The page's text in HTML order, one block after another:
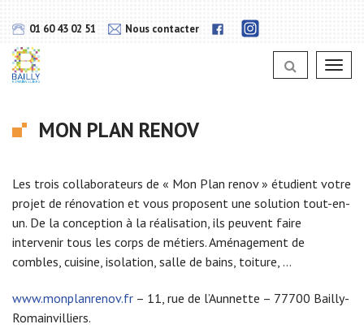
01 60 43 02 51 Nous contacter
Lien
notra
Instagram
MON PLAN RENOV
Les trois collaborateurs de « Mon Plan renov » étudient votre
projet de rénovation et vous proposent une solution tout-en-
un. De la conception à la réalisation, ils peuvent faire
intervenir tous les corps de métiers. Aménagement de
combles, cuisine, isolation, salle de bains, toiture, …
www.monplanrenov.fr – 11, rue de l’Aunnette – 77700 Bailly-
Romainvilliers.